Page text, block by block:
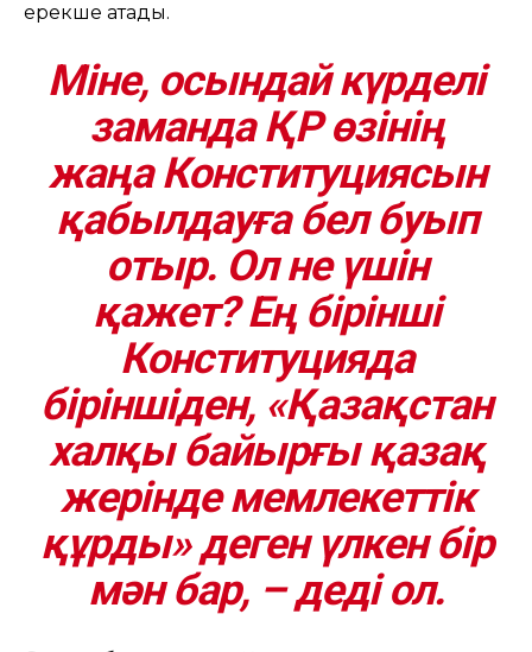
ерекше атады.
Міне, осындай күрделі
заманда ҚР өзінің
жаңа Конституциясын
қабылдауға бел буып
отыр. Ол не үшін
қажет? Ең бірінші
Конституцияда
біріншіден, «Қазақстан
халқы байырғы қазақ
жерінде мемлекеттік
құрды» деген үлкен бір
мән бар, – деді ол.